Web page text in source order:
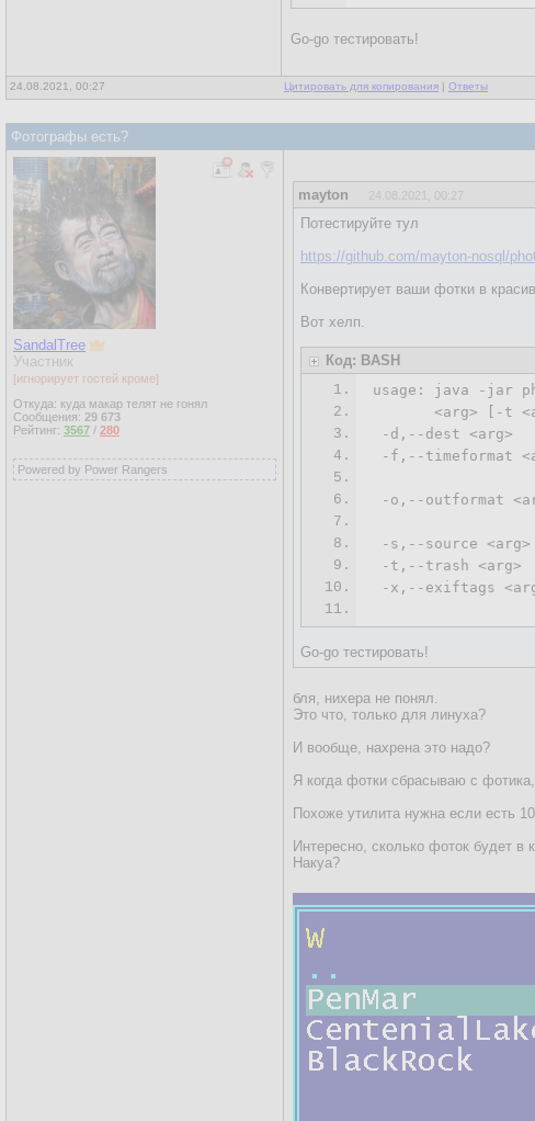
Go-go тестировать!
24.08.2021, 00:27 Цитировать для копирования | Ответы
Фотографы есть?
SandalTree
Участник
[игнорирует гостей кроме]
Откуда: куда макар телят не гонял
Сообщения: 29 673
Рейтинг: 3567 / 280
Powered by Power Rangers
mayton 24.08.2021, 00:27
Потестируйте тул
https://github.com/mayton-nosql/
Конвертирует ваши фотки в
Вот хелп.
Код: BASH
1.
2.
3.
4.
5.
6.
7.
8.
9.
10.
11.
usage: java -jar
<arg> [-t
-d ,--dest <arg>
-f ,--timeformat
tag.
-o,--outformat
-s ,--source
-t,--trash <arg>
-x,--exiftags
Go-go тестировать!
бля, нихера не понял.
Это что, только для линуха?
И вообще, нахрена это надо?
Я когда фотки сбрасываю с
Похоже утилита нужна если есть
Интересно, сколько фоток будет
Накуа?